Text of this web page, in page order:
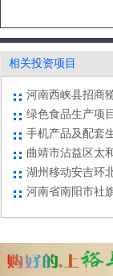
相关投资项目
白山市年产20万
绿色食品生产项
手机产品及配套
曲靖市沾益区太
湖州移动安吉环
河南省南阳市社
华夏幸福产业新